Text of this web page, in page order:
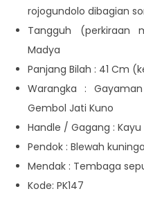
rojogundolo dibagian
Tangguh (perkiraan
Madya
Panjang Bilah : 41 Cm
Warangka :
Gembol Jati Kuno
Handle / Gagang :
Pendok : Blewah
Mendak : Tembaga
Kode: PK147